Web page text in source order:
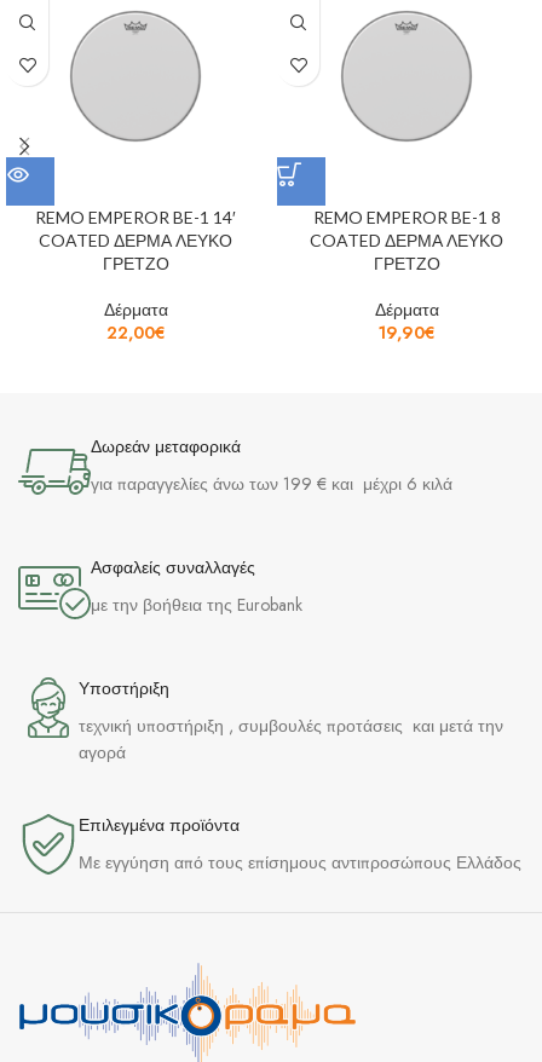
REMO EMPEROR BE-1 14′
COATED ΔΕΡΜΑ ΛΕΥΚΟ
ΓΡΕΤΖΟ
Δέρματα
22,00€
REMO EMPEROR BE-1 8
COATED ΔΕΡΜΑ ΛΕΥΚΟ
ΓΡΕΤΖΟ
Δέρματα
19,90€
Δωρεάν μεταφορικά
για παραγγελίες άνω των 199 € και μέχρι 6 κιλά
Ασφαλείς συναλλαγές
με την βοήθεια της Eurobank
Υποστήριξη
τεχνική υποστήριξη , συμβουλές προτάσεις και μετά την
αγορά
Επιλεγμένα προϊόντα​
Με εγγύηση από τους επίσημους αντιπροσώπους Ελλάδος